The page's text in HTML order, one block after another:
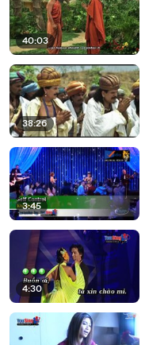
40:03
38:26
3:45
4:30